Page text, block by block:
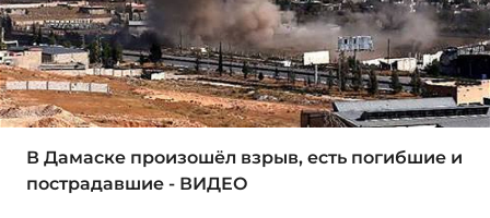
В Дамаске произошёл взрыв, есть погибшие и
пострадавшие - ВИДЕО